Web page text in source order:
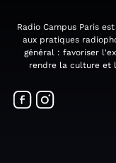
Radio Campus Paris
aux pratiques
général : favoriser
rendre la culture et